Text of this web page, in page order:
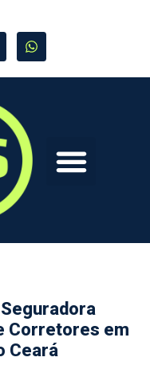
Corretores em
Ceará